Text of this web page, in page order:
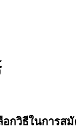
อกวิธีในการส